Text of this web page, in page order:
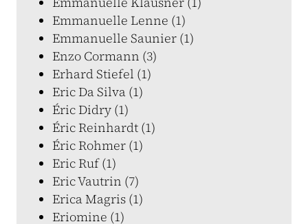
Emmanuelle Lenne (1)
Emmanuelle Saunier (1)
Enzo Cormann (3)
Erhard Stiefel (1)
Eric Da Silva (1)
Éric Didry (1)
Éric Reinhardt (1)
Éric Rohmer (1)
Eric Ruf (1)
Eric Vautrin (7)
Erica Magris (1)
Eriomine (1)